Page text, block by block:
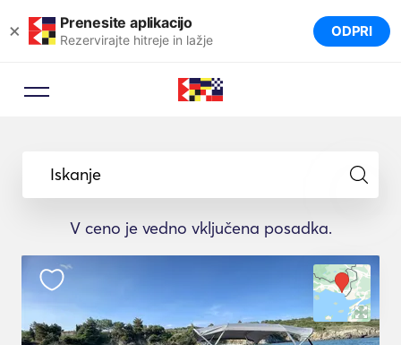
× Prenesite aplikacijo
Rezervirajte hitreje in lažje ODPRI
Iskanje
V ceno je vedno vključena posadka.